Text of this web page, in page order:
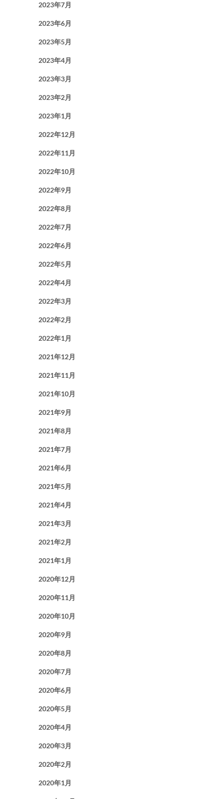
2023年7月
2023年6月
2023年5月
2023年4月
2023年3月
2023年2月
2023年1月
2022年12月
2022年11月
2022年10月
2022年9月
2022年8月
2022年7月
2022年6月
2022年5月
2022年4月
2022年3月
2022年2月
2022年1月
2021年12月
2021年11月
2021年10月
2021年9月
2021年8月
2021年7月
2021年6月
2021年5月
2021年4月
2021年3月
2021年2月
2021年1月
2020年12月
2020年11月
2020年10月
2020年9月
2020年8月
2020年7月
2020年6月
2020年5月
2020年4月
2020年3月
2020年2月
2020年1月